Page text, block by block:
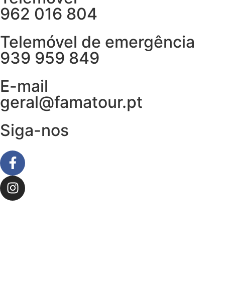
962 016 804
Telemóvel de emergência
939 959 849
E-mail
geral@famatour.pt
Siga-nos